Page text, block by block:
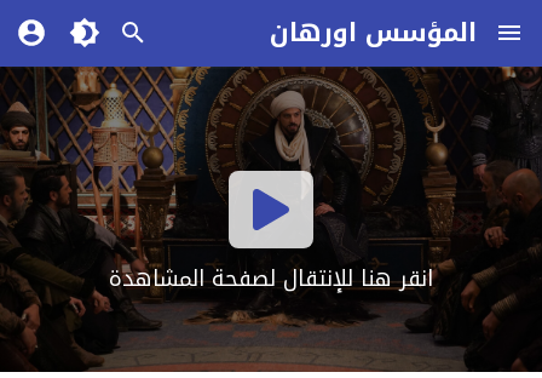
المؤسس اورهان
انقر هنا للإنتقال لصفحة المشاهدة